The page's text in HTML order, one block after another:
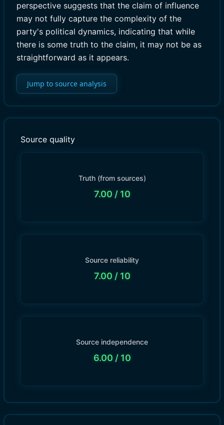
perspective suggests that the claim of influence
may not fully capture the complexity of the
party's political dynamics, indicating that while
there is some truth to the claim, it may not be as
straightforward as it appears.
Jump to source analysis
Source quality
Truth (from sources)
7.00 / 10
Source reliability
7.00 / 10
Source independence
6.00 / 10